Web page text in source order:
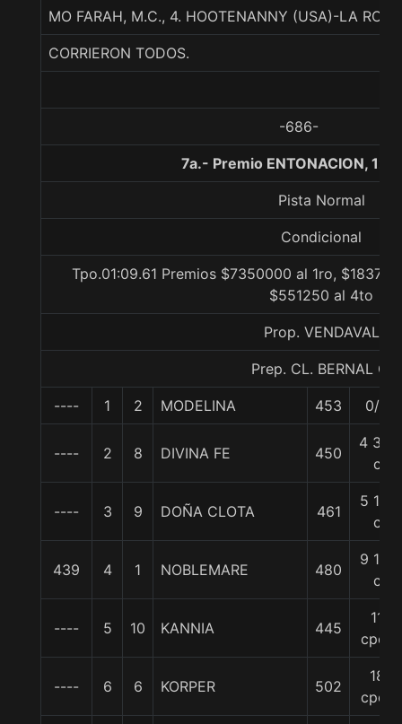
MO FARAH, M.C., 4. HOOTENANNY (USA)-LA
CORRIERON TODOS.
-686-
7a.- Premio ENTONACION,
Pista Normal
Condicional
Tpo.01:09.61 Premios $7350000 al 1ro,
$551250 al 4to
Prop. VENDAVAL
Prep. CL. BERNAL G.
---- 1 2 MODELINA 453 0/0
---- 2 8 DIVINA FE 450
4 3/4
c
---- 3 9 DOÑA CLOTA 461
5 1/4
c
439 4 1 NOBLEMARE 480
9 1/4
c
---- 5 10 KANNIA 445
11
cpos
---- 6 6 KORPER 502
18
cpos